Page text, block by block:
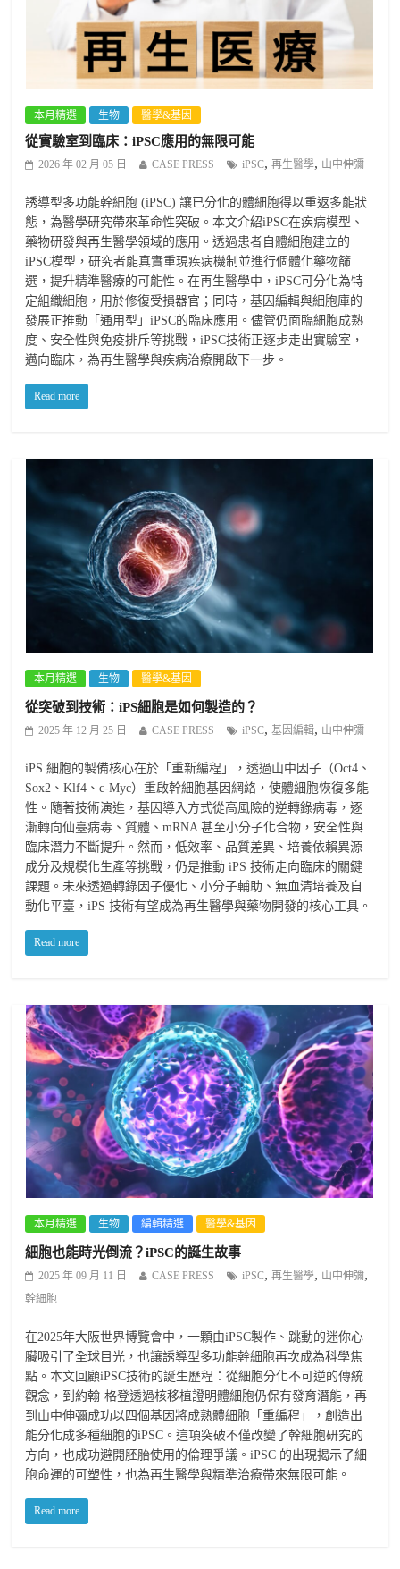
本月精選 生物 醫學&基因
從實驗室到臨床：iPSC應用的無限可能
2026 年 02 月 05 日 CASE PRESS iPSC,再生醫學, 山中伸彌
誘導型多功能幹細胞 (iPSC) 讓已分化的體細胞得以重返多能狀
態，為醫學研究帶來革命性突破。本文介紹iPSC在疾病模型、
藥物研發與再生醫學領域的應用。透過患者自體細胞建立的
iPSC模型，研究者能真實重現疾病機制並進行個體化藥物篩
選，提升精準醫療的可能性。在再生醫學中，iPSC可分化為特
定組織細胞，用於修復受損器官；同時，基因編輯與細胞庫的
發展正推動「通用型」iPSC的臨床應用。儘管仍面臨細胞成熟
度、安全性與免疫排斥等挑戰，iPSC技術正逐步走出實驗室，
邁向臨床，為再生醫學與疾病治療開啟下一步。
Read more
本月精選 生物 醫學&基因
從突破到技術：iPS細胞是如何製造的？
2025 年 12 月 25 日 CASE PRESS iPSC,基因編輯, 山中伸彌
iPS 細胞的製備核心在於「重新編程」，透過山中因子（Oct4、
Sox2、Klf4、c-Myc）重啟幹細胞基因網絡，使體細胞恢復多能
性。隨著技術演進，基因導入方式從高風險的逆轉錄病毒，逐
漸轉向仙臺病毒、質體、mRNA 甚至小分子化合物，安全性與
臨床潛力不斷提升。然而，低效率、品質差異、培養依賴異源
成分及規模化生產等挑戰，仍是推動 iPS 技術走向臨床的關鍵
課題。未來透過轉錄因子優化、小分子輔助、無血清培養及自
動化平臺，iPS 技術有望成為再生醫學與藥物開發的核心工具。
Read more
本月精選 生物 編輯精選 醫學&基因
細胞也能時光倒流？iPSC的誕生故事
2025 年 09 月 11 日 CASE PRESS iPSC,再生醫學, 山中伸彌,
幹細胞
在2025年大阪世界博覽會中，一顆由iPSC製作、跳動的迷你心
臟吸引了全球目光，也讓誘導型多功能幹細胞再次成為科學焦
點。本文回顧iPSC技術的誕生歷程：從細胞分化不可逆的傳統
觀念，到約翰·格登透過核移植證明體細胞仍保有發育潛能，再
到山中伸彌成功以四個基因將成熟體細胞「重編程」，創造出
能分化成多種細胞的iPSC。這項突破不僅改變了幹細胞研究的
方向，也成功避開胚胎使用的倫理爭議。iPSC 的出現揭示了細
胞命運的可塑性，也為再生醫學與精準治療帶來無限可能。
Read more